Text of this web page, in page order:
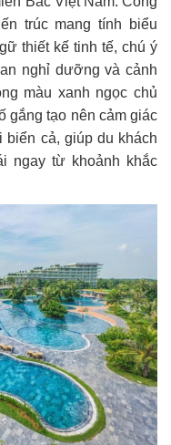
​​trúc mang tính biểu
thiết kế tinh tế, chú ý
nghỉ dưỡng và cảnh
màu xanh ngọc chủ
gắng tạo nên cảm giác
biển cả, giúp du khách
ngay từ khoảnh khắc